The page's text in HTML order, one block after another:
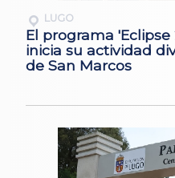
LUGO
El programa 'Eclipse
inicia su actividad
de San Marcos